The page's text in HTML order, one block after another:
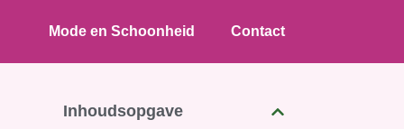
Mode en Schoonheid Contact
Inhoudsopgave